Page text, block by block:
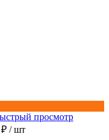
просмотр
₽ / шт